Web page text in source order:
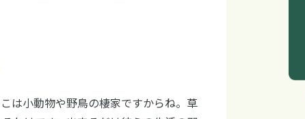
は小動物や野鳥の棲家ですからね。草